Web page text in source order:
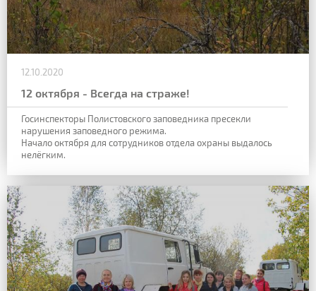
12.10.2020
12 октября - Всегда на страже!
Госинспекторы Полистовского заповедника пресекли
нарушения заповедного режима.
Начало октября для сотрудников отдела охраны выдалось
нелёгким.